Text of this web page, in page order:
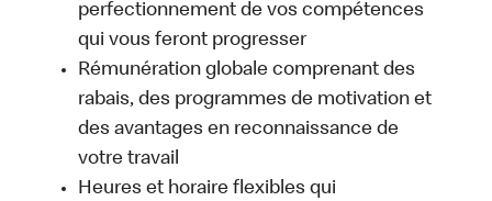
perfectionnement de vos compétences
qui vous feront progresser
Rémunération globale comprenant des
rabais, des programmes de motivation et
des avantages en reconnaissance de
votre travail
Heures et horaire flexibles qui